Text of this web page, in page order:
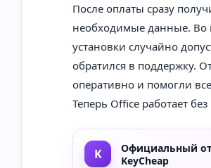
После оплаты сразу
необходимые данные. Во
установки случайно
обратился в поддержку.
оперативно и помогли
Теперь Office работает
Официальный
KeyCheap